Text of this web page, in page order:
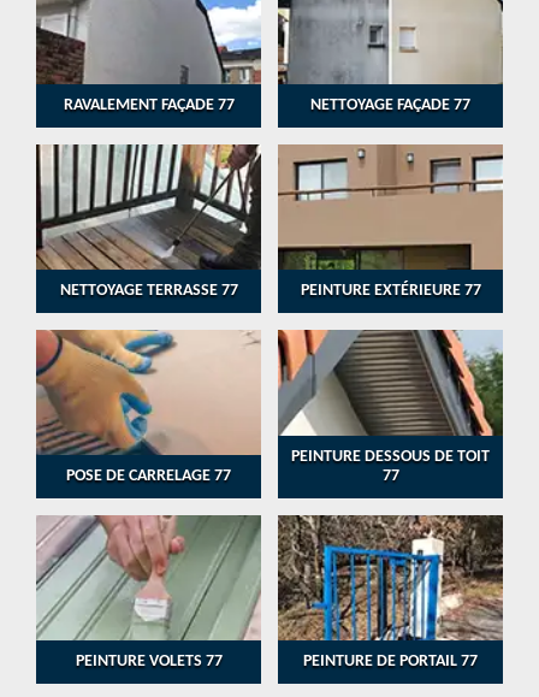
RAVALEMENT FAÇADE 77 NETTOYAGE FAÇADE 77
NETTOYAGE TERRASSE 77 PEINTURE EXTÉRIEURE 77
POSE DE CARRELAGE 77
PEINTURE DESSOUS DE TOIT
77
PEINTURE VOLETS 77 PEINTURE DE PORTAIL 77